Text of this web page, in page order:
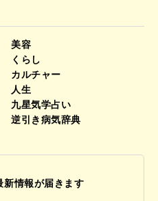
美容
くらし
カルチャー
人生
九星気学占い
逆引き病気辞典
新情報が届きます